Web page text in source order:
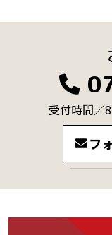
受付時間／
フ